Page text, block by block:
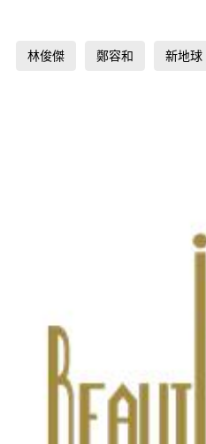
林俊傑 鄭容和 新地球